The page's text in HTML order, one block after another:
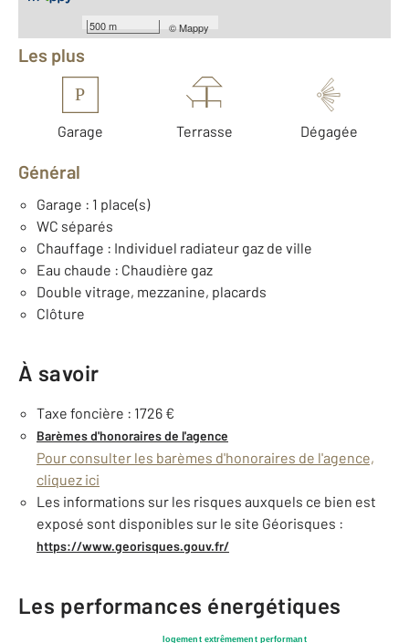
500 m ©Mappy
Équipements
Les plus
P
Garage Terrasse Dégagée
Général
Garage : 1 place(s)
WC séparés
Chauffage : Individuel radiateur gaz de ville
Eau chaude : Chaudière gaz
Double vitrage, mezzanine, placards
Clôture
À savoir
Taxe foncière : 1726 €
Barèmes d'honoraires de l'agence
Pour consulter les barèmes d'honoraires de l'agence,
cliquez ici
Les informations sur les risques auxquels ce bien est
exposé sont disponibles sur le site Géorisques :
https://www.georisques.gouv.fr/
Les performances énergétiques
logement extrêmement performant